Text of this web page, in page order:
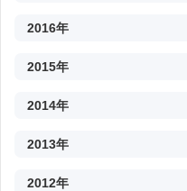
2016年
2015年
2014年
2013年
2012年